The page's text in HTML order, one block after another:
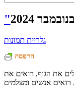
גלריית תמונות
הדפסה
את הגוף, רואים את